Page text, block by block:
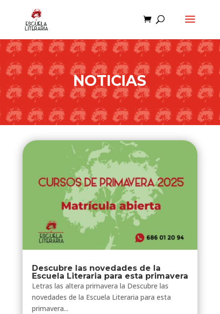
NOTICIAS
Descubre las novedades de la
Escuela Literaria para esta primavera
Letras las altera primavera la Descubre las
novedades de la Escuela Literaria para esta
primavera...